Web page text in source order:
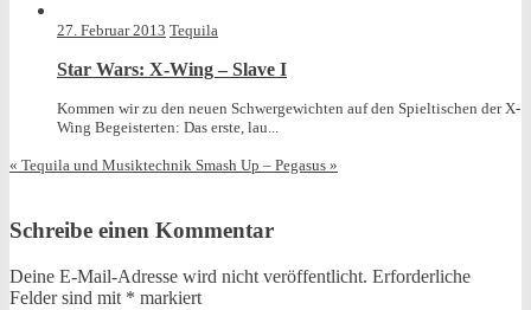
27. Februar 2013 Tequila
Star Wars: X-Wing – Slave I
Kommen wir zu den neuen Schwergewichten auf den Spieltischen der X-
Wing Begeisterten: Das erste, lau...
« Tequila und Musiktechnik Smash Up – Pegasus »
Schreibe einen Kommentar
Deine E-Mail-Adresse wird nicht veröffentlicht. Erforderliche
Felder sind mit * markiert